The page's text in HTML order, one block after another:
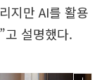
지만 AI를 활용
고 설명했다.